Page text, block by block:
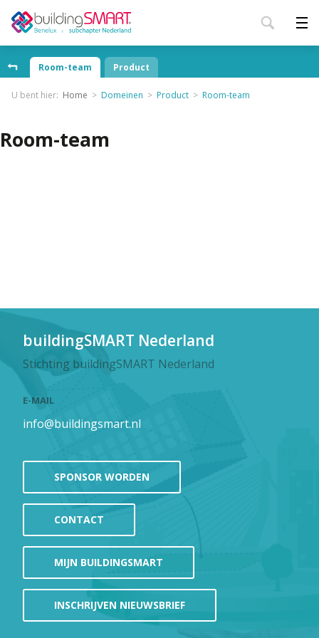
Product
Room-team
U bent hier: Home Domeinen Product Room-team
Room-team
buildingSMART Nederland
Stichting buildingSMART Nederland
E-MAIL
info@buildingsmart.nl
SPONSOR WORDEN
CONTACT
MIJN BUILDINGSMART
INSCHRIJVEN NIEUWSBRIEF